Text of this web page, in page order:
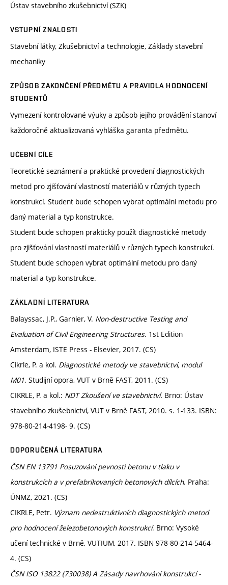
Ústav stavebního zkušebnictví (SZK)
VSTUPNÍ ZNALOSTI
Stavební látky, Zkušebnictví a technologie, Základy stavební
mechaniky
ZPŮSOB ZAKONČENÍ PŘEDMĚTU A PRAVIDLA HODNOCENÍ
STUDENTŮ
Vymezení kontrolované výuky a způsob jejího provádění stanoví
každoročně aktualizovaná vyhláška garanta předmětu.
UČEBNÍ CÍLE
Teoretické seznámení a praktické provedení diagnostických
metod pro zjišťování vlastností materiálů v různých typech
konstrukcí. Student bude schopen vybrat optimální metodu pro
daný material a typ konstrukce.
Student bude schopen prakticky použít diagnostické metody
pro zjišťování vlastností materiálů v různých typech konstrukcí.
Student bude schopen vybrat optimální metodu pro daný
material a typ konstrukce.
ZÁKLADNÍ LITERATURA
Balayssac, J.P., Garnier, V. Non-destructive Testing and
Evaluation of Civil Engineering Structures. 1st Edition
Amsterdam, ISTE Press - Elsevier, 2017. (CS)
Cikrle, P. a kol. Diagnostické metody ve stavebnictví, modul
M01. Studijní opora, VUT v Brně FAST, 2011. (CS)
CIKRLE, P. a kol.: NDT Zkoušení ve stavebnictví. Brno: Ústav
stavebního zkušebnictví, VUT v Brně FAST, 2010. s. 1-133. ISBN:
978-80-214-4198- 9. (CS)
DOPORUČENÁ LITERATURA
ČSN EN 13791 Posuzování pevnosti betonu v tlaku v
konstrukcích a v prefabrikovaných betonových dílcích. Praha:
ÚNMZ, 2021. (CS)
CIKRLE, Petr. Význam nedestruktivních diagnostických metod
pro hodnocení železobetonových konstrukcí. Brno: Vysoké
učení technické v Brně, VUTIUM, 2017. ISBN 978-80-214-5464-
4. (CS)
ČSN ISO 13822 (730038) A Zásady navrhování konstrukcí -